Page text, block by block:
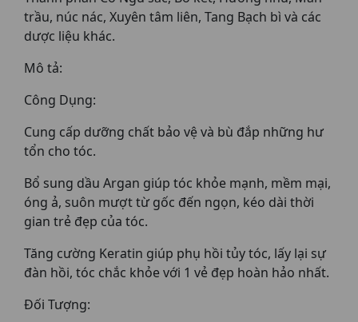
trầu, núc nác, Xuyên tâm liên, Tang Bạch bì và các
dược liệu khác.
Mô tả:
Công Dụng:
Cung cấp dưỡng chất bảo vệ và bù đắp những hư
tổn cho tóc.
Bổ sung dầu Argan giúp tóc khỏe mạnh, mềm mại,
óng ả, suôn mượt từ gốc đến ngọn, kéo dài thời
gian trẻ đẹp của tóc.
Tăng cường Keratin giúp phụ hồi tủy tóc, lấy lại sự
đàn hồi, tóc chắc khỏe với 1 vẻ đẹp hoàn hảo nhất.
Đối Tượng: